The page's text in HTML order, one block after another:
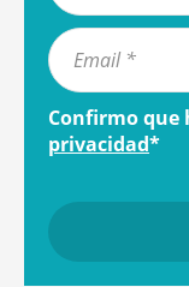
Confirmo que
privacidad*